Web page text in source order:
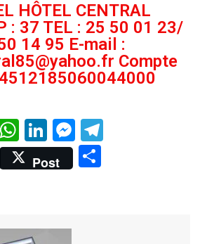
HÔTEL CENTRAL
: 37 TEL : 25 50 01 23/
14 95 E-mail :
Compte
W
h
at
Li
n
k
M
e
s
T
Post
P